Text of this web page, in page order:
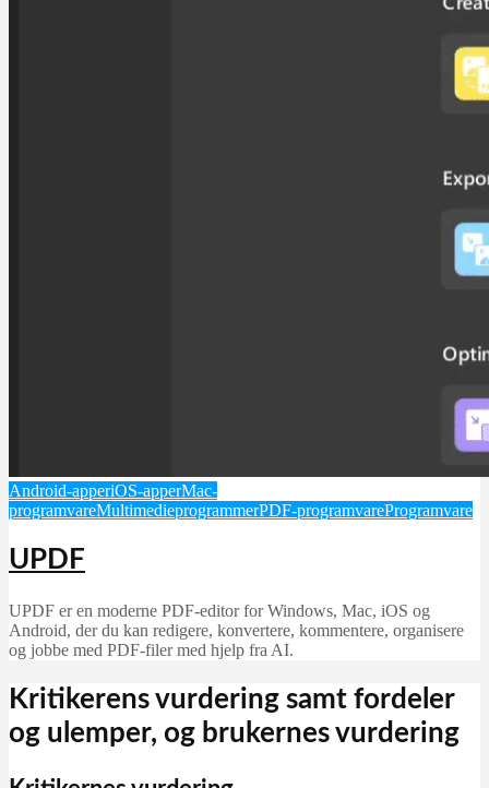
Android-apperiOS-apperMac-
programvareMultimedieprogrammerPDF-programvareProgramvare
UPDF
UPDF er en moderne PDF-editor for Windows, Mac, iOS og
Android, der du kan redigere, konvertere, kommentere, organisere
og jobbe med PDF-filer med hjelp fra AI.
Kritikerens vurdering samt fordeler
og ulemper, og brukernes vurdering